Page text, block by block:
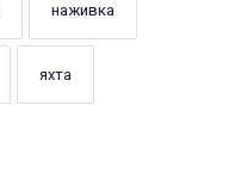
наживка
яхта